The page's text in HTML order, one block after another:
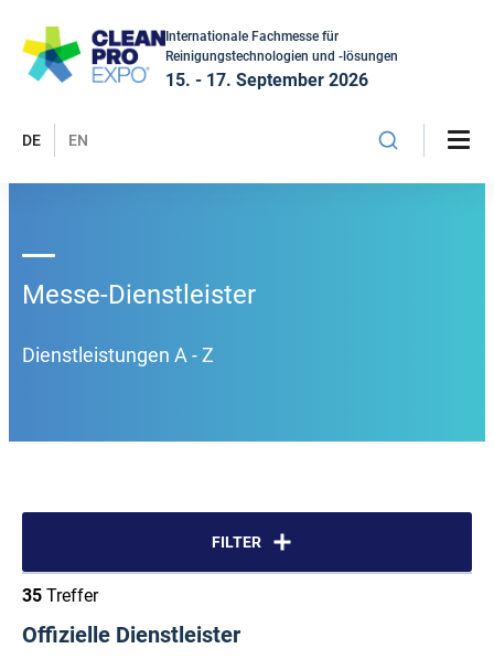
Internationale Fachmesse für
Reinigungstechnologien und -lösungen
15. - 17. September 2026
DE EN
Messe-Dienstleister
Dienstleistungen A - Z
FILTER
35 Treffer
Offizielle Dienstleister